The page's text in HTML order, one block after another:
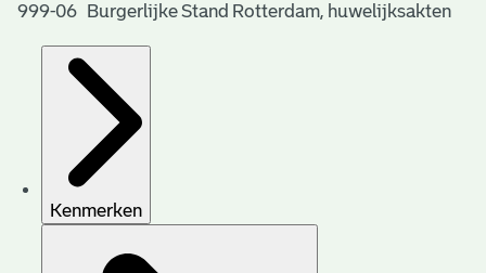
999-06 Burgerlijke Stand Rotterdam, huwelijksakten
Kenmerken